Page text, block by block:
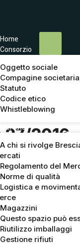
Home
Consorzio
Oggetto sociale
Compagine societaria
Statuto
Codice etico
Whistleblowing
Mercato
A chi si rivolge
Regolamento del
Norme di qualità
Logistica e
Magazzini
Questo spazio può
Riutilizzo imballaggi
Gestione rifiuti
del 8
27/2016
di Brescia della
44